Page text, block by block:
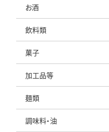
お酒
飲料類
菓子
加工品等
麺類
調味料・油